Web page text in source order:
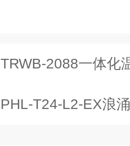
TRWB-2088一体化温度变
PHL-T24-L2-EX浪涌保